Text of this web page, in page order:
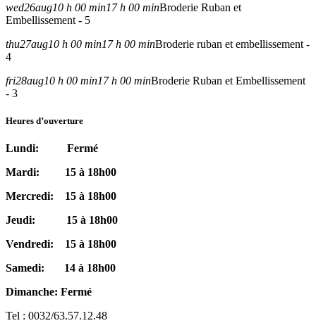
wed26aug10 h 00 min17 h 00 minBroderie Ruban et
Embellissement - 5
thu27aug10 h 00 min17 h 00 minBroderie ruban et embellissement -
4
fri28aug10 h 00 min17 h 00 minBroderie Ruban et Embellissement
- 3
Heures d’ouverture
Lundi: Fermé
Mardi: 15 à 18h00
Mercredi: 15 à 18h00
Jeudi: 15 à 18h00
Vendredi: 15 à 18h00
Samedi: 14 à 18h00
Dimanche: Fermé
Tel : 0032/63.57.12.48